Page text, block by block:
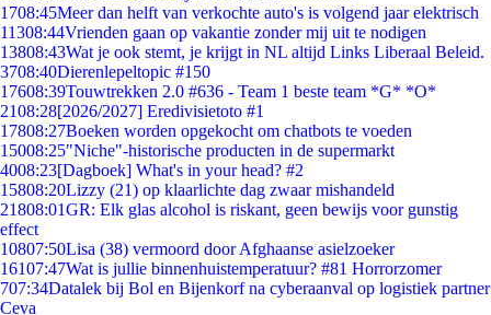
1708:45Meer dan helft van verkochte auto's is volgend jaar elektrisch
11308:44Vrienden gaan op vakantie zonder mij uit te nodigen
13808:43Wat je ook stemt, je krijgt in NL altijd Links Liberaal Beleid.
3708:40Dierenlepeltopic #150
17608:39Touwtrekken 2.0 #636 - Team 1 beste team *G* *O*
2108:28[2026/2027] Eredivisietoto #1
17808:27Boeken worden opgekocht om chatbots te voeden
15008:25"Niche"-historische producten in de supermarkt
4008:23[Dagboek] What's in your head? #2
15808:20Lizzy (21) op klaarlichte dag zwaar mishandeld
21808:01GR: Elk glas alcohol is riskant, geen bewijs voor gunstig
effect
10807:50Lisa (38) vermoord door Afghaanse asielzoeker
16107:47Wat is jullie binnenhuistemperatuur? #81 Horrorzomer
707:34Datalek bij Bol en Bijenkorf na cyberaanval op logistiek partner
Ceva